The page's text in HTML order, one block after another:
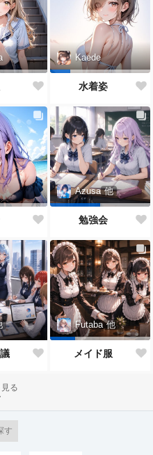
Kaede
水着姿
Azusa 他
勉強会
Futaba 他
メイド服
る
す